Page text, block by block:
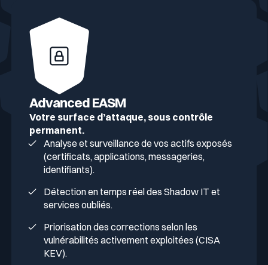
Advanced EASM
Votre surface d’attaque, sous contrôle
permanent.
Analyse et surveillance de vos actifs exposés
(certificats, applications, messageries,
identifiants).
Détection en temps réel des Shadow IT et
services oubliés.
Priorisation des corrections selon les
vulnérabilités activement exploitées (CISA
KEV).